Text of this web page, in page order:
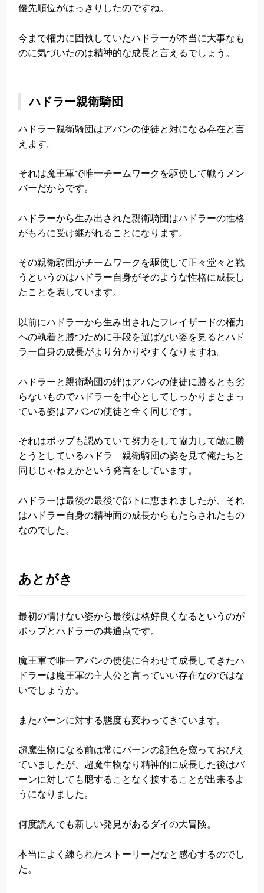
優先順位がはっきりしたのですね。
今まで権力に固執していたハドラーが本当に大事なも
のに気づいたのは精神的な成長と言えるでしょう。
ハドラー親衛騎団
ハドラー親衛騎団はアバンの使徒と対になる存在と言
えます。
それは魔王軍で唯一チームワークを駆使して戦うメン
バーだからです。
ハドラーから生み出された親衛騎団はハドラーの性格
がもろに受け継がれることになります。
その親衛騎団がチームワークを駆使して正々堂々と戦
うというのはハドラー自身がそのような性格に成長し
たことを表しています。
以前にハドラーから生み出されたフレイザードの権力
への執着と勝つために手段を選ばない姿を見るとハド
ラー自身の成長がより分かりやすくなりますね。
ハドラーと親衛騎団の絆はアバンの使徒に勝るとも劣
らないものでハドラーを中心としてしっかりまとまっ
ている姿はアバンの使徒と全く同じです。
それはポップも認めていて努力をして協力して敵に勝
とうとしているハドラ―親衛騎団の姿を見て俺たちと
同じじゃねぇかという発言をしています。
ハドラーは最後の最後で部下に恵まれましたが、それ
はハドラー自身の精神面の成長からもたらされたもの
なのでした。
あとがき
最初の情けない姿から最後は格好良くなるというのが
ポップとハドラーの共通点です。
魔王軍で唯一アバンの使徒に合わせて成長してきたハ
ドラーは魔王軍の主人公と言っていい存在なのではな
いでしょうか。
またバーンに対する態度も変わってきています。
超魔生物になる前は常にバーンの顔色を窺っておびえ
ていましたが、超魔生物なり精神的に成長した後はバ
ーンに対しても臆することなく接することが出来るよ
うになりました。
何度読んでも新しい発見があるダイの大冒険。
本当によく練られたストーリーだなと感心するのでし
た。